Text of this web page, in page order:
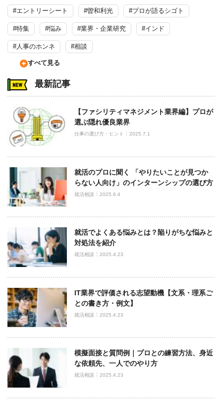
#エントリーシート #曽和利光 #プロが語るシゴト
#特集 #悩み #業界・企業研究 #インド
#人事のホンネ #相談
すべて見る
最新記事
【ファシリティマネジメント業界編】プロが
選ぶ隠れ優良業界
仕事の選び方・ヒント 2025.7.1
就活のプロに聞く 「やりたいことが見つか
らない人向け」のインターンシップの選び方
就活相談 2025.6.4
就活でよくある悩みとは？陥りがちな悩みと
対処法を紹介
就活相談 2025.4.23
IT業界で評価される志望動機【文系・理系ご
との書き方・例文】
就活相談 2025.4.23
模擬面接と質問例｜プロとの練習方法、身近
な依頼先、一人でのやり方
就活相談 2025.4.23